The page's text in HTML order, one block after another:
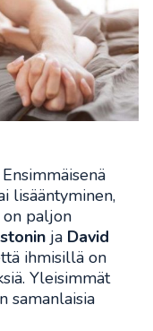
lisääntyminen,
paljon
ja David
ihmisillä on
Yleisimmät
samanlaisia